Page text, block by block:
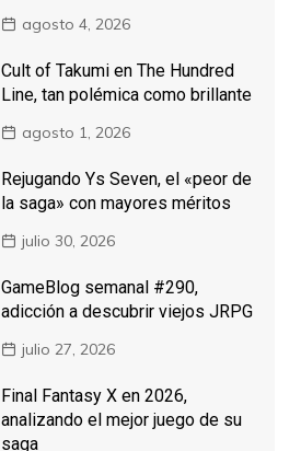
agosto 4, 2026
Cult of Takumi en The Hundred
Line, tan polémica como brillante
agosto 1, 2026
Rejugando Ys Seven, el «peor de
la saga» con mayores méritos
julio 30, 2026
GameBlog semanal #290,
adicción a descubrir viejos JRPG
julio 27, 2026
Final Fantasy X en 2026,
analizando el mejor juego de su
saga